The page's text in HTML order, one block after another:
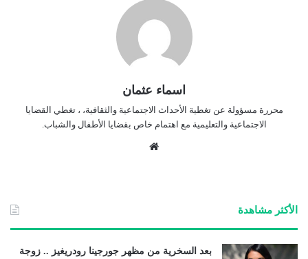
اسماء عثمان
محررة مسؤولة عن تغطية الأحداث الاجتماعية والثقافية، ، تغطي القضايا
الاجتماعية والتعليمية مع اهتمام خاص بقضايا الأطفال والشباب.
الأكثر مشاهدة
بعد السخرية من مظهر جورجينا رودريغيز .. زوجة